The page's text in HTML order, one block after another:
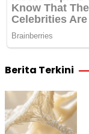
Berita Terkini